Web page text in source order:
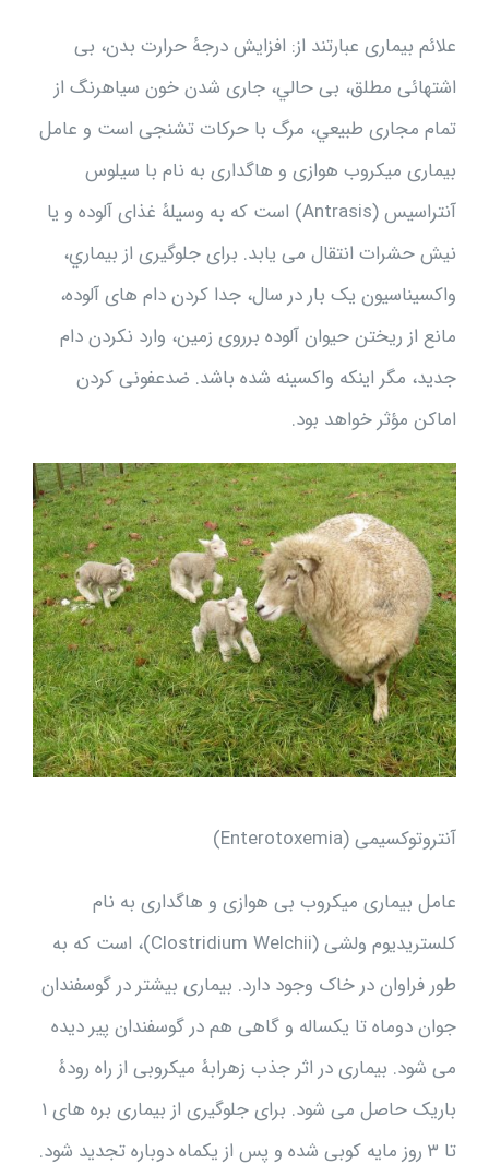
علائم بيمارى عبارتند از: افزايش درجهٔ حرارت بدن، بى
اشتهائى مطلق، بى حالي، جارى شدن خون سياهرنگ از
تمام مجارى طبيعي، مرگ با حرکات تشنجى است و عامل
بيمارى ميکروب هوازى و هاگدارى به نام با سيلوس
آنتراسيس (Antrasis) است که به وسيلهٔ غذاى آلوده و يا
نيش حشرات انتقال مى يابد. براى جلوگيرى از بيماري،
واکسيناسيون يک بار در سال، جدا کردن دام هاى آلوده،
مانع از ريختن حيوان آلوده برروى زمين، وارد نکردن دام
جديد، مگر اينکه واکسينه شده باشد. ضدعفونى کردن
اماکن مؤثر خواهد بود.
آنتروتوکسيمى (Enterotoxemia)
عامل بيمارى ميکروب بى هوازى و هاگدارى به نام
کلستريديوم ولشى (Clostridium Welchii)، است که به
طور فراوان در خاک وجود دارد. بيمارى بيشتر در گوسفندان
جوان دوماه تا يکساله و گاهى هم در گوسفندان پير ديده
مى شود. بيمارى در اثر جذب زهرابهٔ ميکروبى از راه رودهٔ
باريک حاصل مى شود. براى جلوگيرى از بيمارى بره هاى ۱
تا ۳ روز مايه کوبى شده و پس از يکماه دوباره تجديد شود.